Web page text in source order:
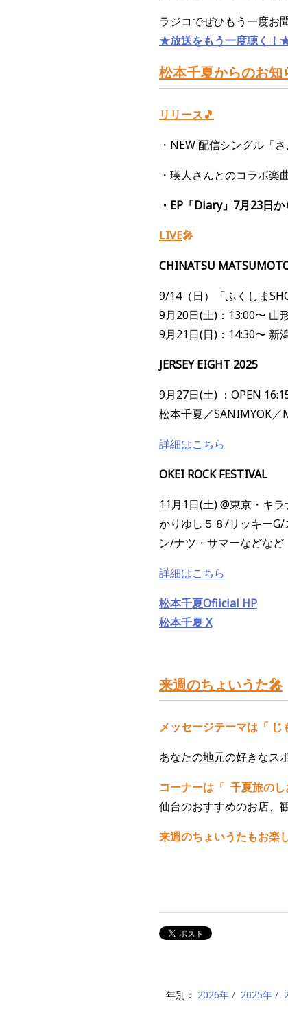
ラジコでぜひもう一度お
★放送をもう一度聴く！
松本千夏からのお知
リリース🎵
・NEW配信シングル「
・瑛人さんとのコラボ楽
・EP「Diary」7月23日
LIVE🎤
CHINATSU
9/14（日）「ふくしま
9月20日(土)：13:00〜 山
9月21日(日)：14:30〜 新
JERSEY EIGHT 2025
9月27日(土) ：OPEN
松本千夏／SANIMYOK／
詳細はこちら
OKEI ROCK FESTIVAL
11月1日(土) @東京・キラ
かりゆし５８/リッキーG/
ン/ナツ・サマーなどなど
詳細はこちら
松本千夏Ofiicial HP
松本千夏 X
来週のちょいうた🎤
メッセージテーマは「 じ
あなたの地元の好きなス
コーナーは「 千夏旅のし
仙台のおすすめのお店、
来週のちょいうたもお楽
年別： 2026年 2025年